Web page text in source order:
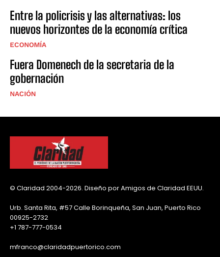
Entre la policrisis y las alternativas: los
nuevos horizontes de la economía crítica
ECONOMÍA
Fuera Domenech de la secretaria de la
gobernación
NACIÓN
© Claridad 2004-2026. Diseño por Amigos de Claridad EEUU.
Urb. Santa Rita, #57 Calle Borinqueña, San Juan, Puerto Rico
00925-2732
+1 787-777-0534
mfranco@claridadpuertorico.com